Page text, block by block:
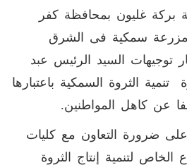
بركة غليون بمحافظة كفر
مزرعة سمكية فى الشرق
توجيهات السيد الرئيس عبد
الثروة السمكية باعتبارها
عن كاهل المواطنين.
ضرورة التعاون مع كليات
الخاص لتنمية إنتاج الثروة